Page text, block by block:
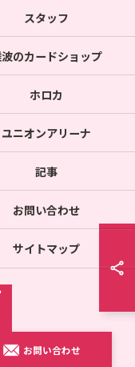
お問い合わせ
スタッフ
のカードショップ
ホロカ
ユニオンアリーナ
記事
お問い合わせ
サイトマップ
ち ALL RIGHTS RESERVED.